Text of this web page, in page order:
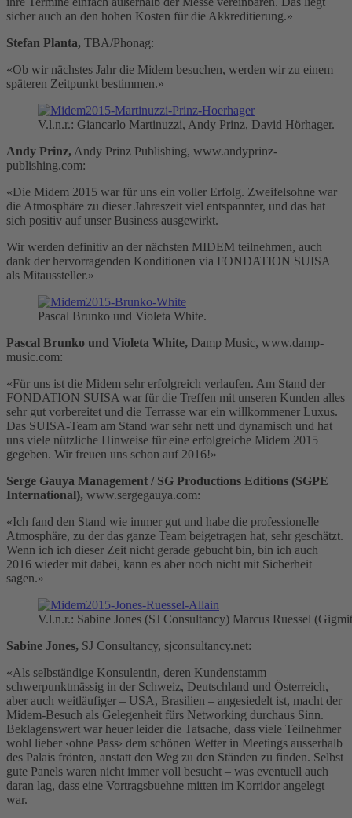
sicher auch an den hohen Kosten für die Akkreditierung.»
Stefan Planta, TBA/Phonag:
«Ob wir nächstes Jahr die Midem besuchen, werden wir zu einem
späteren Zeitpunkt bestimmen.»
V.l.n.r.: Giancarlo Martinuzzi, Andy Prinz, David Hörhager.
Andy Prinz, Andy Prinz Publishing, www.andyprinz-
publishing.com:
«Die Midem 2015 war für uns ein voller Erfolg. Zweifelsohne war
die Atmosphäre zu dieser Jahreszeit viel entspannter, und das hat
sich positiv auf unser Business ausgewirkt.
Wir werden definitiv an der nächsten MIDEM teilnehmen, auch
dank der hervorragenden Konditionen via FONDATION SUISA
als Mitaussteller.»
Pascal Brunko und Violeta White.
Pascal Brunko und Violeta White, Damp Music, www.damp-
music.com:
«Für uns ist die Midem sehr erfolgreich verlaufen. Am Stand der
FONDATION SUISA war für die Treffen mit unseren Kunden alles
sehr gut vorbereitet und die Terrasse war ein willkommener Luxus.
Das SUISA-Team am Stand war sehr nett und dynamisch und hat
uns viele nützliche Hinweise für eine erfolgreiche Midem 2015
gegeben. Wir freuen uns schon auf 2016!»
Serge Gauya Management / SG Productions Editions (SGPE
International), www.sergegauya.com:
«Ich fand den Stand wie immer gut und habe die professionelle
Atmosphäre, zu der das ganze Team beigetragen hat, sehr geschätzt.
Wenn ich ich dieser Zeit nicht gerade gebucht bin, bin ich auch
2016 wieder mit dabei, kann es aber noch nicht mit Sicherheit
sagen.»
V.l.n.r.: Sabine Jones (SJ Consultancy) Marcus Ruessel
Sabine Jones, SJ Consultancy, sjconsultancy.net:
«Als selbständige Konsulentin, deren Kundenstamm
schwerpunktmässig in der Schweiz, Deutschland und Österreich,
aber auch weitläufiger – USA, Brasilien – angesiedelt ist, macht der
Midem-Besuch als Gelegenheit fürs Networking durchaus Sinn.
Beklagenswert war heuer leider die Tatsache, dass viele Teilnehmer
wohl lieber ‹ohne Pass› dem schönen Wetter in Meetings ausserhalb
des Palais frönten, anstatt den Weg zu den Ständen zu finden. Selbst
gute Panels waren nicht immer voll besucht – was eventuell auch
daran lag, dass eine Vortragsbuehne mitten im Korridor angelegt
war.